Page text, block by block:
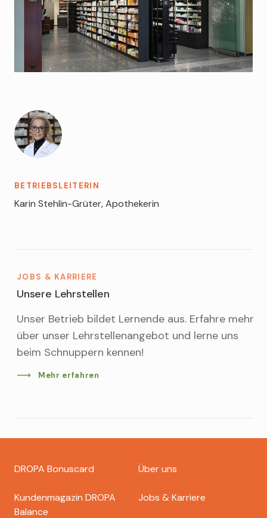
Biotherm
Bulgari
BETRIEBSLEITERIN
Karin Stehlin-Grüter, Apothekerin
JOBS & KARRIERE
Unsere Lehrstellen
Unser Betrieb bildet Lernende aus. Erfahre mehr
über unser Lehrstellenangebot und lerne uns
beim Schnuppern kennen!
Mehr erfahren
Footer
dropa
DROPA Bonuscard
Kundenmagazin DROPA
Balance
Über uns
Jobs & Karriere